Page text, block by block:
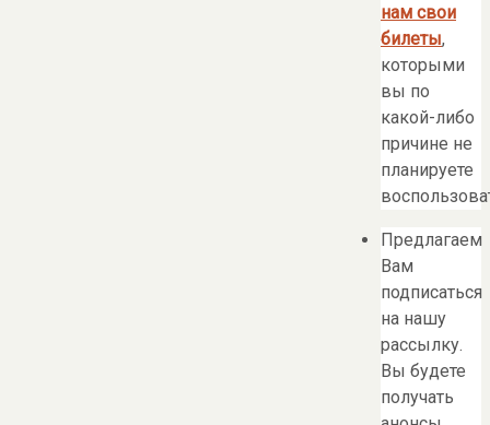
нам свои
билеты,
которыми
вы по
какой-либо
причине не
планируете
Предлагаем
Вам
подписаться
на нашу
рассылку.
Вы будете
получать